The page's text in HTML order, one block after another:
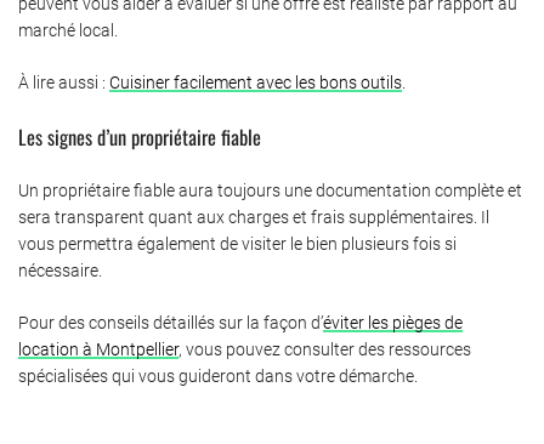
marché local.
À lire aussi : Cuisiner facilement avec les bons outils
Les signes d’un propriétaire fiable
Un propriétaire fiable aura toujours une documentation complète et
sera transparent quant aux charges et frais supplémentaires. Il
vous permettra également de visiter le bien plusieurs fois si
nécessaire.
Pour des conseils détaillés sur la façon d’éviter les pièges de
location à Montpellier, vous pouvez consulter des ressources
spécialisées qui vous guideront dans votre démarche.